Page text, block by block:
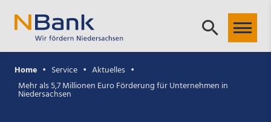
Home Service
Aktuelles
Mehr als 5,7 Millionen Euro Förderung für Unternehmen in
Niedersachsen